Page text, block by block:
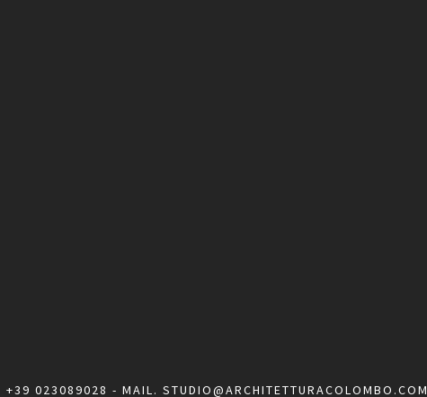
+39 023089028 - MAIL. STUDIO@ARCHITETTURACOLOMBO.COM